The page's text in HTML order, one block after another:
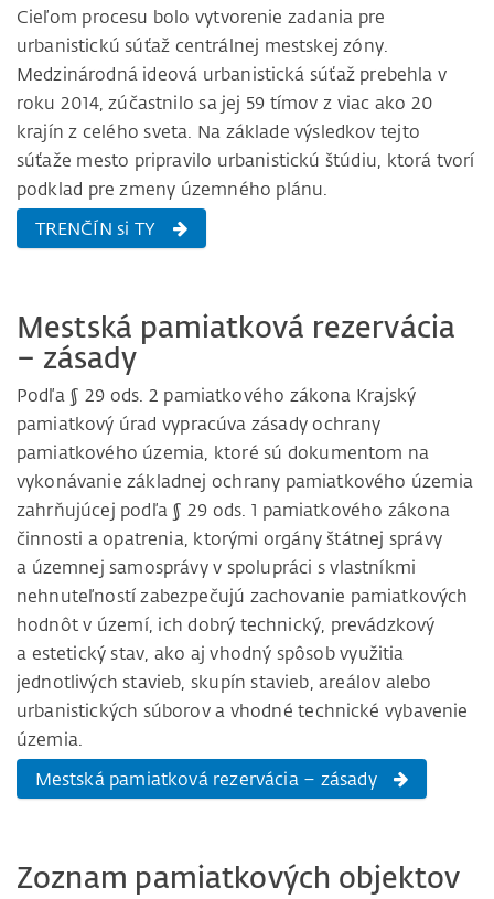
Cieľom procesu bolo vytvorenie zadania pre
urbanistickú súťaž centrálnej mestskej zóny.
Medzinárodná ideová urbanistická súťaž prebehla v
roku 2014, zúčastnilo sa jej 59 tímov z viac ako 20
krajín z celého sveta. Na základe výsledkov tejto
súťaže mesto pripravilo urbanistickú štúdiu, ktorá tvorí
podklad pre zmeny územného plánu.
TRENČÍN si TY
Mestská pamiatková rezervácia
– zásady
Podľa § 29 ods. 2 pamiatkového zákona Krajský
pamiatkový úrad vypracúva zásady ochrany
pamiatkového územia, ktoré sú dokumentom na
vykonávanie základnej ochrany pamiatkového územia
zahrňujúcej podľa § 29 ods. 1 pamiatkového zákona
činnosti a opatrenia, ktorými orgány štátnej správy
a územnej samosprávy v spolupráci s vlastníkmi
nehnuteľností zabezpečujú zachovanie pamiatkových
hodnôt v území, ich dobrý technický, prevádzkový
a estetický stav, ako aj vhodný spôsob využitia
jednotlivých stavieb, skupín stavieb, areálov alebo
urbanistických súborov a vhodné technické vybavenie
územia.
Mestská pamiatková rezervácia – zásady
Zoznam pamiatkových objektov